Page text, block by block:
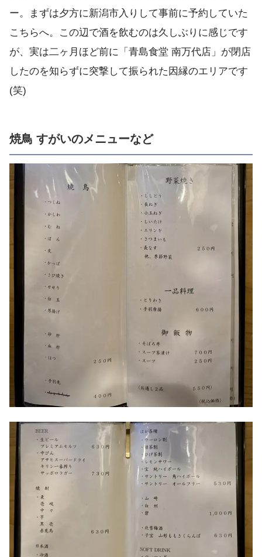
ー。まずは夕方に新潟市入りして事前に予約していた
こちらへ。この辺で酒を飲むのは久しぶりに感じです
が、実は二ヶ月ほど前に「青島食堂 南万代店」が閉店
したのを知らずに突撃して振られた因縁のエリアです
(笑)
焼鳥 すがいのメニューなど